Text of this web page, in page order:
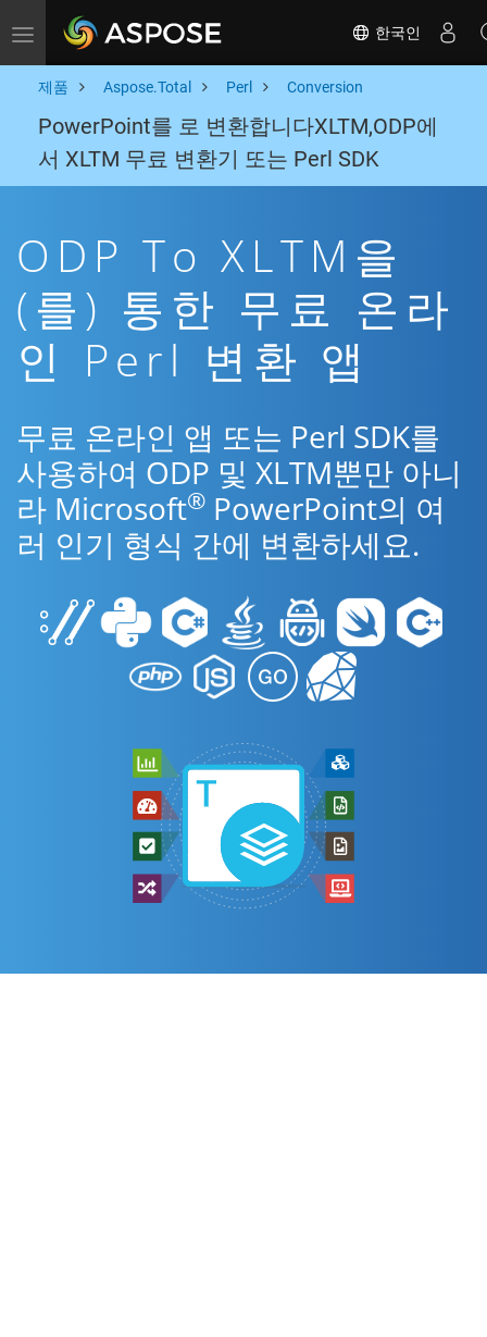
Toggle navigation 한국인
제품 Aspose.Total Perl Conversion
PowerPoint를 로 변환합니다XLTM,ODP에
서 XLTM 무료 변환기 또는 Perl SDK
ODP To XLTM을
(를) 통한 무료 온라
인 Perl 변환 앱
무료 온라인 앱 또는 Perl SDK를
사용하여 ODP 및 XLTM뿐만 아니
라 Microsoft® PowerPoint의 여
러 인기 형식 간에 변환하세요.